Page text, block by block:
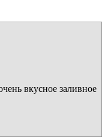
вкусное заливное